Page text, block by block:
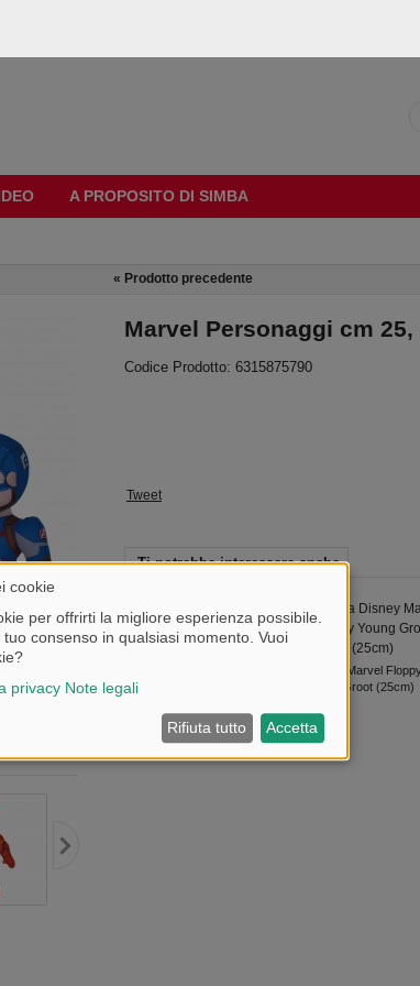
A PROPOSITO DI SIMBA
« Prodotto precedente
Marvel Personaggi cm 25,
Codice Prodotto: 6315875790
Tweet
Ti potrebbe interessare anche
Disney Marvel
Young Groot (25cm)